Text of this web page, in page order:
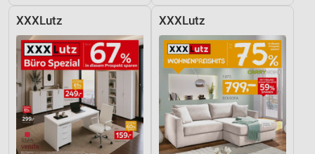
XXXLutz XXXLutz